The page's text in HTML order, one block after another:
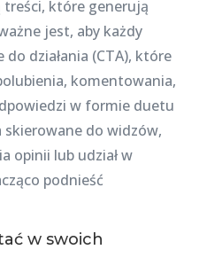
treści, które generują
jest, aby każdy
działania (CTA), które
komentowania,
w formie duetu
skierowane do widzów,
opinii lub udział w
podnieść
w swoich